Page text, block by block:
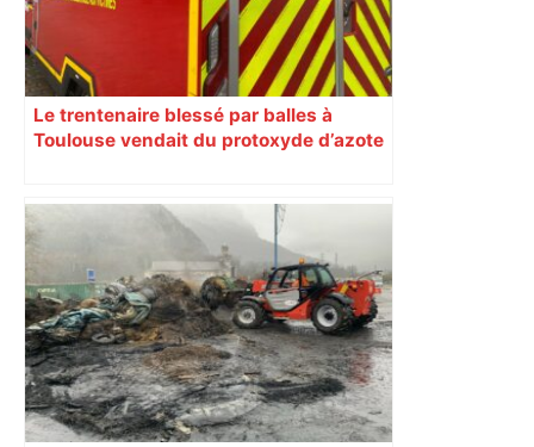
Le trentenaire blessé par balles à
Toulouse vendait du protoxyde d’azote